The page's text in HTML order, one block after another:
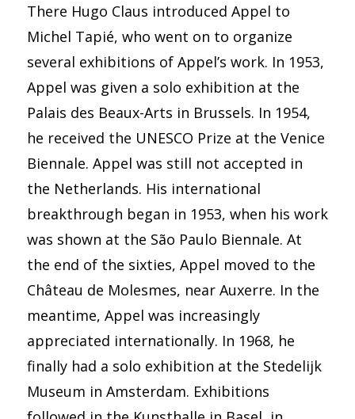
There Hugo Claus introduced Appel to
Michel Tapié, who went on to organize
several exhibitions of Appel’s work. In 1953,
Appel was given a solo exhibition at the
Palais des Beaux-Arts in Brussels. In 1954,
he received the UNESCO Prize at the Venice
Biennale. Appel was still not accepted in
the Netherlands. His international
breakthrough began in 1953, when his work
was shown at the São Paulo Biennale. At
the end of the sixties, Appel moved to the
Château de Molesmes, near Auxerre. In the
meantime, Appel was increasingly
appreciated internationally. In 1968, he
finally had a solo exhibition at the Stedelijk
Museum in Amsterdam. Exhibitions